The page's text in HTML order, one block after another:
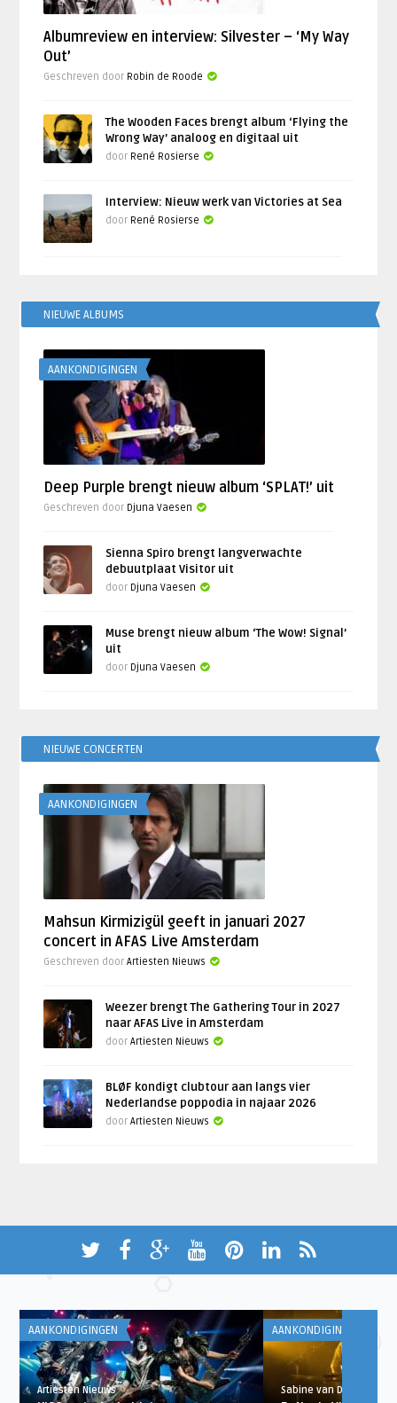
Albumreview en interview: Silvester – ‘My Way
Out’
Geschreven door Robin de Roode
The Wooden Faces brengt album ‘Flying the
Wrong Way’ analoog en digitaal uit
door René Rosierse
Interview: Nieuw werk van Victories at Sea
door René Rosierse
NIEUWE ALBUMS
AANKONDIGINGEN
Deep Purple brengt nieuw album ‘SPLAT!’ uit
Geschreven door Djuna Vaesen
Sienna Spiro brengt langverwachte
debuutplaat Visitor uit
door Djuna Vaesen
Muse brengt nieuw album ‘The Wow! Signal’
uit
door Djuna Vaesen
NIEUWE CONCERTEN
AANKONDIGINGEN
Mahsun Kirmizigül geeft in januari 2027
concert in AFAS Live Amsterdam
Geschreven doorArtiesten Nieuws
Weezer brengt The Gathering Tour in 2027
naar AFAS Live in Amsterdam
doorArtiesten Nieuws
BLØF kondigt clubtour aan langs vier
Nederlandse poppodia in najaar 2026
doorArtiesten Nieuws
AANKONDIGINGEN
Artiesten Nieuws
AANKONDIGINGEN
Sabine van Doornspeek